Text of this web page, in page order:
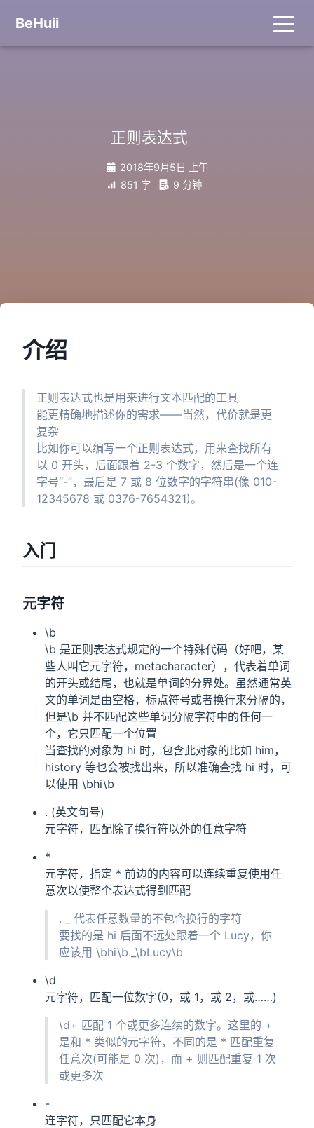
BeHuii
正则表达式
2018年9月5日 上午
851 字
9 分钟
介绍
正则表达式也是用来进行文本匹配的工具
能更精确地描述你的需求——当然，代价就是更
复杂
比如你可以编写一个正则表达式，用来查找所有
以 0 开头，后面跟着 2-3 个数字，然后是一个连
字号“-”，最后是 7 或 8 位数字的字符串(像 010-
12345678 或 0376-7654321)。
入门
元字符
\b
\b 是正则表达式规定的一个特殊代码（好吧，某
些人叫它元字符，metacharacter），代表着单词
的开头或结尾，也就是单词的分界处。虽然通常英
文的单词是由空格，标点符号或者换行来分隔的，
但是\b 并不匹配这些单词分隔字符中的任何一
个，它只匹配一个位置
当查找的对象为 hi 时，包含此对象的比如 him，
history 等也会被找出来，所以准确查找 hi 时，可
以使用 \bhi\b
. (英文句号)
元字符，匹配除了换行符以外的任意字符
*
元字符，指定 * 前边的内容可以连续重复使用任
意次以使整个表达式得到匹配
. _ 代表任意数量的不包含换行的字符
要找的是 hi 后面不远处跟着一个 Lucy，你
应该用 \bhi\b._\bLucy\b
\d
元字符，匹配一位数字(0，或 1，或 2，或……)
\d+ 匹配 1 个或更多连续的数字。这里的 +
是和 * 类似的元字符，不同的是 * 匹配重复
任意次(可能是 0 次)，而 + 则匹配重复 1 次
或更多次
-
连字符，只匹配它本身